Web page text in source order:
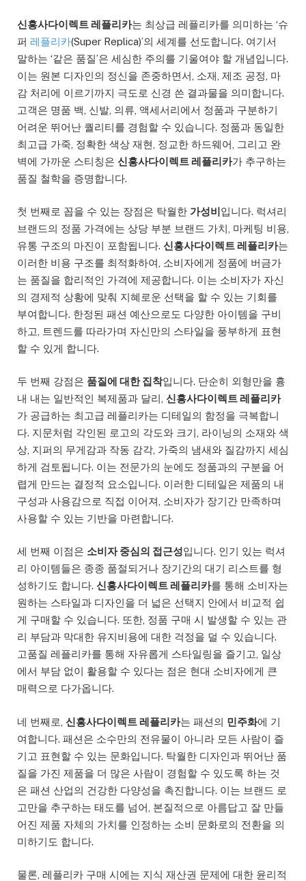
신흥사다이렉트 레플리카는 최상급 레플리카를 의미하는 ‘슈
퍼 레플리카(Super Replica)’의 세계를 선도합니다. 여기서
말하는 ‘같은 품질’은 세심한 주의를 기울여야 할 개념입니다.
이는 원본 디자인의 정신을 존중하면서, 소재, 제조 공정, 마
감 처리에 이르기까지 극도로 신경 쓴 결과물을 의미합니다.
고객은 명품 백, 신발, 의류, 액세서리에서 정품과 구분하기
어려운 뛰어난 퀄리티를 경험할 수 있습니다. 정품과 동일한
최고급 가죽, 정확한 색상 재현, 정교한 하드웨어, 그리고 완
벽에 가까운 스티칭은 신흥사다이렉트 레플리카가 추구하는
품질 철학을 증명합니다.
첫 번째로 꼽을 수 있는 장점은 탁월한 가성비입니다. 럭셔리
브랜드의 정품 가격에는 상당 부분 브랜드 가치, 마케팅 비용,
유통 구조의 마진이 포함됩니다. 신흥사다이렉트 레플리카는
이러한 비용 구조를 최적화하여, 소비자에게 정품에 버금가
는 품질을 합리적인 가격에 제공합니다. 이는 소비자가 자신
의 경제적 상황에 맞춰 지혜로운 선택을 할 수 있는 기회를
부여합니다. 한정된 패션 예산으로도 다양한 아이템을 구비
하고, 트렌드를 따라가며 자신만의 스타일을 풍부하게 표현
할 수 있게 합니다.
두 번째 강점은 품질에 대한 집착입니다. 단순히 외형만을 흉
내 내는 일반적인 복제품과 달리, 신흥사다이렉트 레플리카
가 공급하는 최고급 레플리카는 디테일의 함정을 극복합니
다. 지문처럼 각인된 로고의 각도와 크기, 라이닝의 소재와 색
상, 지퍼의 무게감과 작동 감각, 가죽의 냄새와 질감까지 세심
하게 검토됩니다. 이는 전문가의 눈에도 정품과의 구분을 어
렵게 만드는 결정적 요소입니다. 이러한 디테일은 제품의 내
구성과 사용감으로 직접 이어져, 소비자가 장기간 만족하며
사용할 수 있는 기반을 마련합니다.
세 번째 이점은 소비자 중심의 접근성입니다. 인기 있는 럭셔
리 아이템들은 종종 품절되거나 장기간의 대기 리스트를 형
성하기도 합니다. 신흥사다이렉트 레플리카를 통해 소비자는
원하는 스타일과 디자인을 더 넓은 선택지 안에서 비교적 쉽
게 구매할 수 있습니다. 또한, 정품 구매 시 발생할 수 있는 관
리 부담과 막대한 유지비용에 대한 걱정을 덜 수 있습니다.
고품질 레플리카를 통해 자유롭게 스타일링을 즐기고, 일상
에서 부담 없이 활용할 수 있다는 점은 현대 소비자에게 큰
매력으로 다가옵니다.
네 번째로, 신흥사다이렉트 레플리카는 패션의 민주화에 기
여합니다. 패션은 소수만의 전유물이 아니라 모든 사람이 즐
기고 표현할 수 있는 문화입니다. 탁월한 디자인과 뛰어난 품
질을 가진 제품을 더 많은 사람이 경험할 수 있도록 하는 것
은 패션 산업의 건강한 다양성을 촉진합니다. 이는 브랜드 로
고만을 추구하는 태도를 넘어, 본질적으로 아름답고 잘 만들
어진 제품 자체의 가치를 인정하는 소비 문화로의 전환을 의
미하기도 합니다.
물론, 레플리카 구매 시에는 지식 재산권 문제에 대한 윤리적